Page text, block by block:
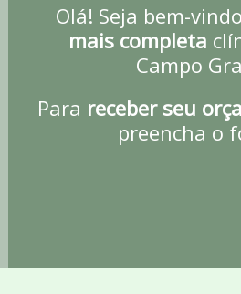
Olá! Seja bem-
mais completa
Campo
Para receber seu
preencha o